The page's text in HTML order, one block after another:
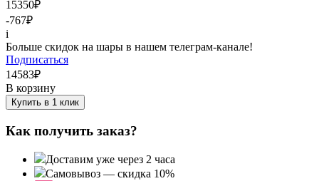
15350₽
-767₽
i
Больше скидок на шары в нашем телеграм-канале!
Подписаться
14583₽
В корзину
Купить в 1 клик
Как получить заказ?
Доставим уже через 2 часа
Самовывоз — скидка 10%